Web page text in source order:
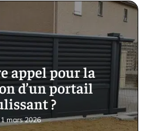
appel pour la
d’un portail
?
mars 2026